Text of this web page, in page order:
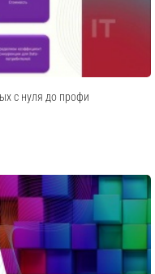
с нуля до профи